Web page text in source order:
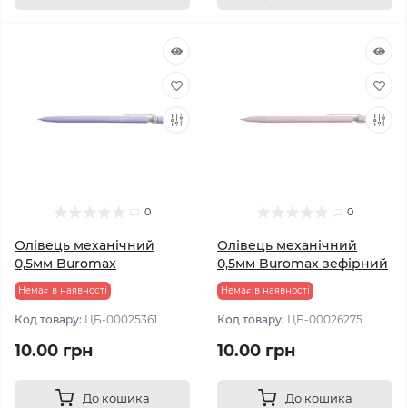
0
Олівець механічний
0,5мм Buromax
Немає в наявності
Код товару: ЦБ-00025361
10.00 грн
До кошика
0
Олівець механічний
0,5мм Buromax зефірний
Немає в наявності
Код товару: ЦБ-00026275
10.00 грн
До кошика